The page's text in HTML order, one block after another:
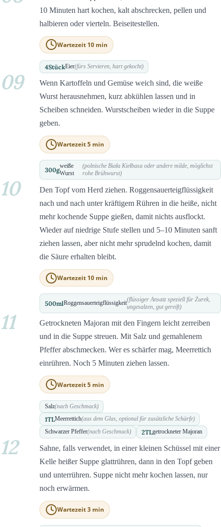
10 Minuten hart kochen, kalt abschrecken, pellen und
halbieren oder vierteln. Beiseitestellen.
Wartezeit 10 min
4StückEier(fürs Servieren, hart gekocht)
09
Wenn Kartoffeln und Gemüse weich sind, die weiße
Wurst herausnehmen, kurz abkühlen lassen und in
Scheiben schneiden. Wurstscheiben wieder in die Suppe
geben.
Wartezeit 5 min
300gweiße
Wurst
(polnische Biała Kiełbasa oder andere milde, möglichst
rohe Brühwurst)
10
Den Topf vom Herd ziehen. Roggensauerteigflüssigkeit
nach und nach unter kräftigem Rühren in die heiße, nicht
mehr kochende Suppe gießen, damit nichts ausflockt.
Wieder auf niedrige Stufe stellen und 5–10 Minuten sanft
ziehen lassen, aber nicht mehr sprudelnd kochen, damit
die Säure erhalten bleibt.
Wartezeit 10 min
500mlRoggensauerteigflüssigkeit
(flüssiger Ansatz speziell für Żurek,
ungesalzen, gut gereift)
11
Getrockneten Majoran mit den Fingern leicht zerreiben
und in die Suppe streuen. Mit Salz und gemahlenem
Pfeffer abschmecken. Wer es schärfer mag, Meerrettich
einrühren. Noch 5 Minuten ziehen lassen.
Wartezeit 5 min
Salz(nach Geschmack)
1TLMeerrettich(aus dem Glas, optional für zusätzliche Schärfe)
Schwarzer Pfeffer(nach Geschmack) 2TLgetrockneter Majoran
12
Sahne, falls verwendet, in einer kleinen Schüssel mit einer
Kelle heißer Suppe glattrühren, dann in den Topf geben
und unterrühren. Suppe nicht mehr kochen lassen, nur
noch erwärmen.
Wartezeit 3 min